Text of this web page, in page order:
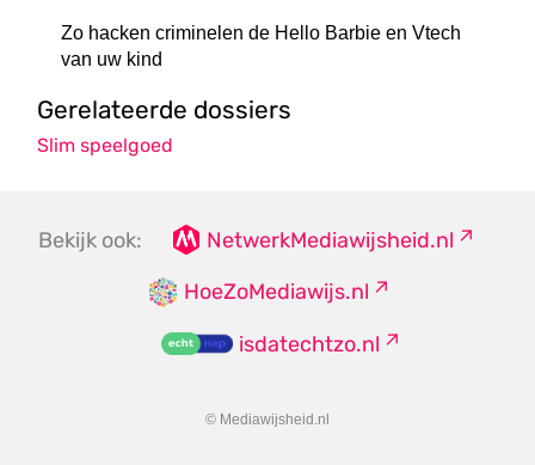
Zo hacken criminelen de Hello Barbie en Vtech
van uw kind
Gerelateerde dossiers
Slim speelgoed
Bekijk ook:
NetwerkMediawijsheid.nl
HoeZoMediawijs.nl
isdatechtzo.nl
© Mediawijsheid.nl